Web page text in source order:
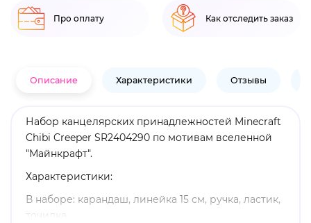
Про оплату Как отследить заказ
Описание Характеристики Отзывы
Набор канцелярских принадлежностей Minecraft
Chibi Creeper SR2404290 по мотивам вселенной
"Майнкрафт".
Характеристики:
В наборе: карандаш, линейка 15 см, ручка, ластик,
точилка.